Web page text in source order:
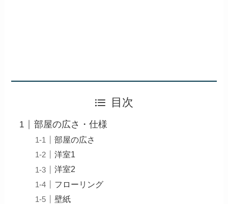
目次
部屋の広さ・仕様
部屋の広さ
洋室1
洋室2
フローリング
壁紙